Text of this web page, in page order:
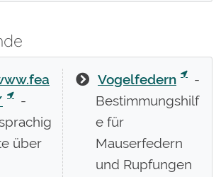
-
über
Vogelfedern
-
Bestimmungshilf
e für
Mauserfedern
und Rupfungen